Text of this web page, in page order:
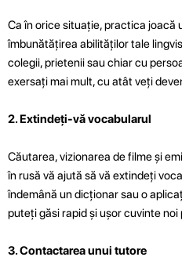
Ca în orice situație, practica joacă
îmbunătățirea abilităților tale
colegii, prietenii sau chiar cu
exersați mai mult, cu atât veți
2. Extindeți-vă vocabularul
Căutarea, vizionarea de filme și
în rusă vă ajută să vă extindeți
îndemână un dicționar sau o
puteți găsi rapid și ușor cuvinte
3. Contactarea unui tutore